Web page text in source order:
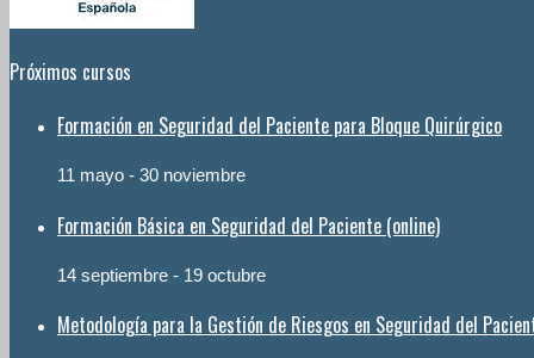
Próximos cursos
Formación en Seguridad del Paciente para Bloque Quirúrgico
11 mayo - 30 noviembre
Formación Básica en Seguridad del Paciente (online)
14 septiembre - 19 octubre
Metodología para la Gestión de Riesgos en Seguridad del